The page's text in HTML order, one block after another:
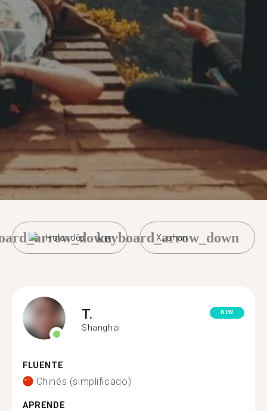
Holandês Xushan
keyboard_arrow_down
T.
Shanghai
NEW
FLUENTE
Chinês (simplificado)
APRENDE